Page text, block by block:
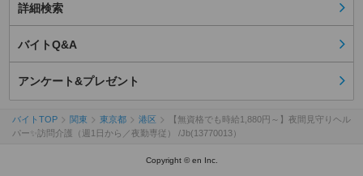
詳細検索
バイトQ&A
アンケート&プレゼント
バイトTOP 関東 東京都 港区
【無資格でも時給1,880円～】夜間見守りヘル
パー✨訪問介護（週1日から／夜勤専従） /Jb(13770013）
Copyright © en Inc.